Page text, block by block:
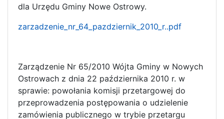
dla Urzędu Gminy Nowe Ostrowy.
zarzadzenie_nr_64_pazdziernik_2010_r..pdf
Zarządzenie Nr 65/2010 Wójta Gminy w Nowych
Ostrowach z dnia 22 października 2010 r. w
sprawie: powołania komisji przetargowej do
przeprowadzenia postępowania o udzielenie
zamówienia publicznego w trybie przetargu